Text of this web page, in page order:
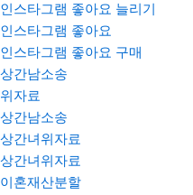
인스타그램 좋아요 늘리기
인스타그램 좋아요
인스타그램 좋아요 구매
상간남소송
위자료
상간남소송
상간녀위자료
상간녀위자료
이혼재산분할